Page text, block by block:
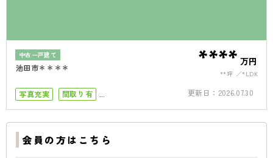
中古一戸建て
池田市＊＊＊＊ **** 万円
**坪 *LDK
写真充実
間取り有
更新日： 2026.07.30
会員の方はこちら